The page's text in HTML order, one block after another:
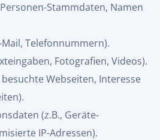
Stammdaten, Namen
Telefonnummern).
Fotografien, Videos).
Webseiten, Interesse
(z.B., Geräte-
IP-Adressen).